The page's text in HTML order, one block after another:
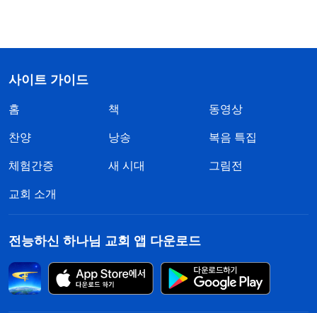
사이트 가이드
홈 책 동영상
찬양 낭송 복음 특집
체험간증 새 시대 그림전
교회 소개
전능하신 하나님 교회 앱 다운로드